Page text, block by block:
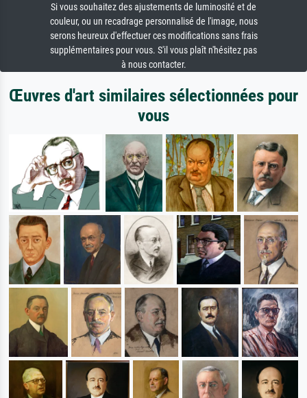
Si vous souhaitez des ajustements de luminosité et de
couleur, ou un recadrage personnalisé de l'image, nous
serons heureux d'effectuer ces modifications sans frais
supplémentaires pour vous. S'il vous plaît n'hésitez pas
à nous contacter.
Œuvres d'art similaires sélectionnées pour
vous